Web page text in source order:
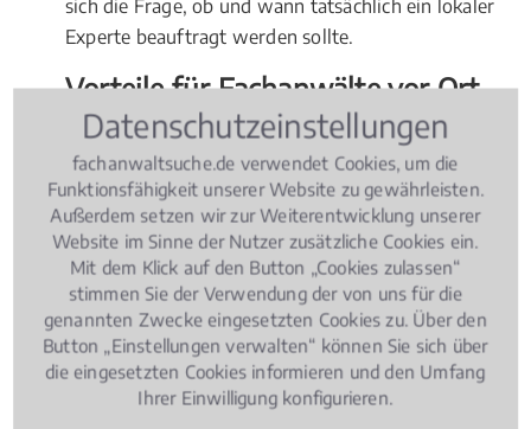
sich die Frage, ob und wann tatsächlich ein lokaler
Experte beauftragt werden sollte.
Vorteile für Fachanwälte vor Ort
Geht es um einen internationalen Fonds, dessen
Geschädigte deutschlandweit hauptsächlich von
einer Kanzlei vertreten werden, sollten Sie sich ganz
klar dorthin wenden. Ansonsten hat ein Fachanwalt
in bzw. bei Aachen Nord klare Vorteile: Vor-
Ortgespräche mit der Gegenseite sind schnell
durchführbar. Sind dazu noch kurzfristig
Absprachen mit Ihrem Anwalt notwendig, haben
Sie selbst kurze Wege in die Kanzlei. Fehlen noch
Dokumente oder Beweise, können Sie diese zeitnah
Datenschutzeinstellungen
fachanwaltsuche.de verwendet Cookies, um die
Funktionsfähigkeit unserer Website zu gewährleisten.
Außerdem setzen wir zur Weiterentwicklung unserer
Website im Sinne der Nutzer zusätzliche Cookies ein.
Mit dem Klick auf den Button „Cookies zulassen“
stimmen Sie der Verwendung der von uns für die
genannten Zwecke eingesetzten Cookies zu. Über den
Button „Einstellungen verwalten“ können Sie sich über
die eingesetzten Cookies informieren und den Umfang
Ihrer Einwilligung konfigurieren.